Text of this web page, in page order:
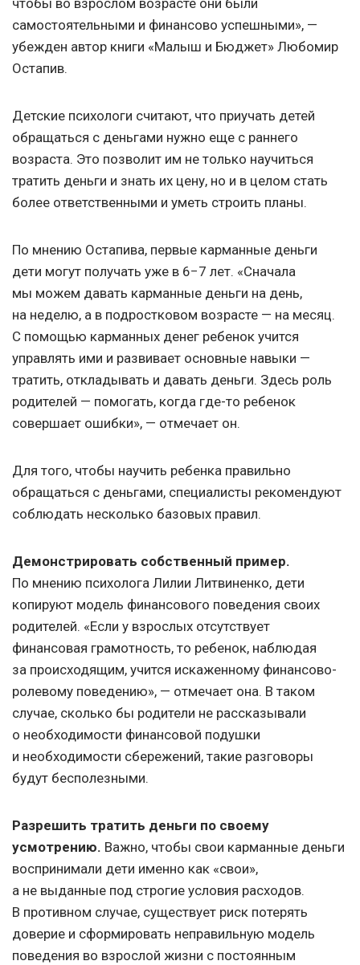
чтобы во взрослом возрасте они были
самостоятельными и финансово успешными», —
убежден автор книги «Малыш и Бюджет» Любомир
Остапив.
Детские психологи считают, что приучать детей
обращаться с деньгами нужно еще с раннего
возраста. Это позволит им не только научиться
тратить деньги и знать их цену, но и в целом стать
более ответственными и уметь строить планы.
По мнению Остапива, первые карманные деньги
дети могут получать уже в 6−7 лет. «Сначала
мы можем давать карманные деньги на день,
на неделю, а в подростковом возрасте — на месяц.
С помощью карманных денег ребенок учится
управлять ими и развивает основные навыки —
тратить, откладывать и давать деньги. Здесь роль
родителей — помогать, когда где-то ребенок
совершает ошибки», — отмечает он.
Для того, чтобы научить ребенка правильно
обращаться с деньгами, специалисты рекомендуют
соблюдать несколько базовых правил.
Демонстрировать собственный пример.
По мнению психолога Лилии Литвиненко, дети
копируют модель финансового поведения своих
родителей. «Если у взрослых отсутствует
финансовая грамотность, то ребенок, наблюдая
за происходящим, учится искаженному финансово-
ролевому поведению», — отмечает она. В таком
случае, сколько бы родители не рассказывали
о необходимости финансовой подушки
и необходимости сбережений, такие разговоры
будут бесполезными.
Разрешить тратить деньги по своему
усмотрению. Важно, чтобы свои карманные деньги
воспринимали дети именно как «свои»,
а не выданные под строгие условия расходов.
В противном случае, существует риск потерять
доверие и сформировать неправильную модель
поведения во взрослой жизни с постоянным